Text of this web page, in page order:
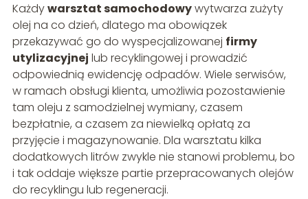
Każdywarsztat samochodowywytwarza zużyty
olej na co dzień, dlatego ma obowiązek
przekazywać go do wyspecjalizowanej firmy
utylizacyjnej lub recyklingowej i prowadzić
odpowiednią ewidencję odpadów. Wiele serwisów,
w ramach obsługi klienta, umożliwia pozostawienie
tam oleju z samodzielnej wymiany, czasem
bezpłatnie, a czasem za niewielką opłatą za
przyjęcie i magazynowanie. Dla warsztatu kilka
dodatkowych litrów zwykle nie stanowi problemu, bo
i tak oddaje większe partie przepracowanych olejów
do recyklingu lub regeneracji.